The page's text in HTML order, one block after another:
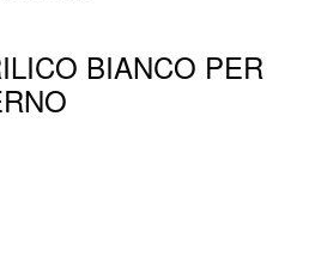
BIANCO PER